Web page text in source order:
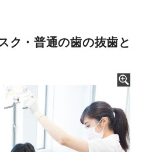
ク・普通の歯の抜歯と